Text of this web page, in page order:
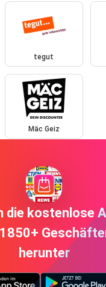
tegut
Mäc Geiz
die kostenlose
herunter